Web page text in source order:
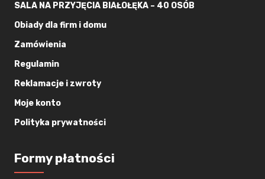
SALA NA PRZYJĘCIA BIAŁOŁĘKA – 40 OSÓB
Obiady dla firm i domu
Zamówienia
Regulamin
Reklamacje i zwroty
Moje konto
Polityka prywatności
Formy płatności